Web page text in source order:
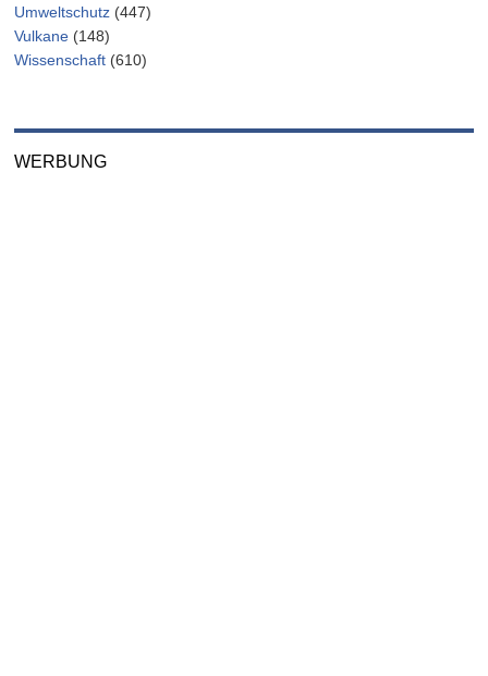
Umweltschutz (447)
Vulkane (148)
Wissenschaft (610)
WERBUNG